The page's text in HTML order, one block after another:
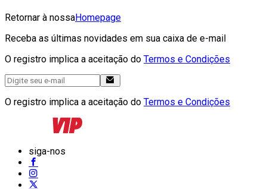
Retornar à nossaHomepage
Receba as últimas novidades em sua caixa de e-mail
O registro implica a aceitação do Termos e Condições
O registro implica a aceitação do Termos e Condições
siga-nos